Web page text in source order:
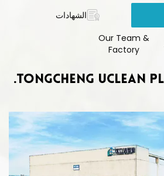
الشهادات
Our Team &
Factory
TONGCHENG UCLEAN